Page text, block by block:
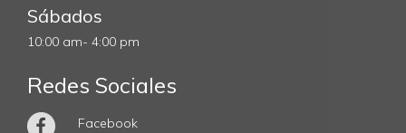
Sábados
10:00 am- 4:00 pm
Redes Sociales
Facebook